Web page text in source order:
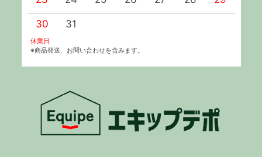
30 31
休業日
※商品発送、お問い合わせを含みます。